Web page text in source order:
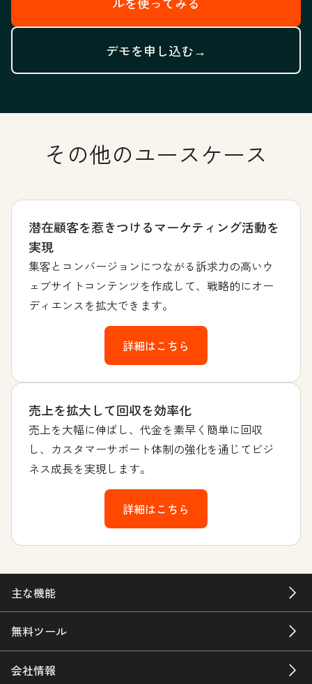
デモを申し込む→
その他のユースケース
潜在顧客を惹きつけるマーケティング活動を
実現
集客とコンバージョンにつながる訴求力の高いウ
ェブサイトコンテンツを作成して、戦略的にオー
ディエンスを拡大できます。
詳細はこちら
売上を拡大して回収を効率化
売上を大幅に伸ばし、代金を素早く簡単に回収
し、カスタマーサポート体制の強化を通じてビジ
ネス成長を実現します。
詳細はこちら
主な機能
無料ツール
会社情報